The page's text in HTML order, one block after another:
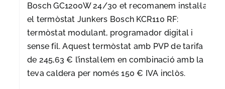
Bosch GC1200W 24/30 et recomanem instal·lar
el termòstat Junkers Bosch KCR110 RF:
termòstat modulant, programador digital i
sense fil. Aquest termòstat amb PVP de tarifa
de 245,63 € l’instal·lem en combinació amb la
teva caldera per només 150 € IVA inclòs.